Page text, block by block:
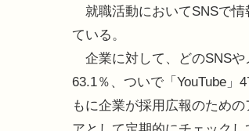
就職活動においてSNSで情
ている。
企業に対して、どのSNSや
63.1％、ついで「YouTube」
もに企業が採用広報のため